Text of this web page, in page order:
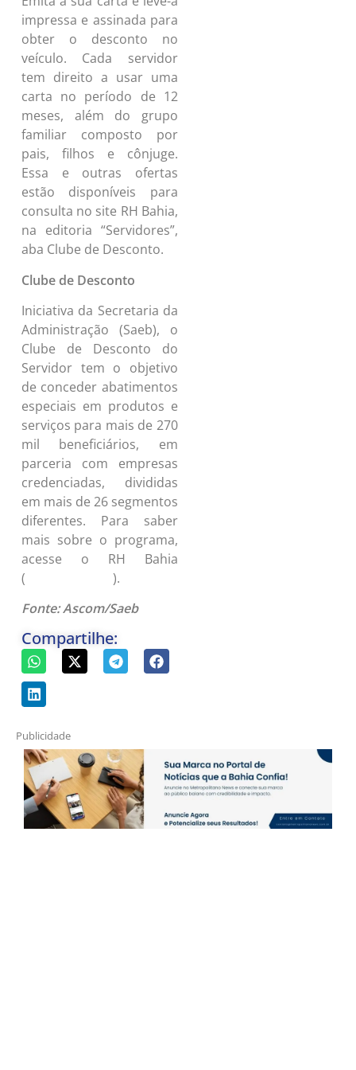
impressa e assinada para
obter o desconto no
veículo. Cada servidor
tem direito a usar uma
carta no período de 12
meses, além do grupo
familiar composto por
pais, filhos e cônjuge.
Essa e outras ofertas
estão disponíveis para
consulta no site RH Bahia,
na editoria “Servidores”,
aba Clube de Desconto.
Clube de Desconto
Iniciativa da Secretaria da
Administração (Saeb), o
Clube de Desconto do
Servidor tem o objetivo
de conceder abatimentos
especiais em produtos e
serviços para mais de 270
mil beneficiários, em
parceria com empresas
credenciadas, divididas
em mais de 26 segmentos
diferentes. Para saber
mais sobre o programa,
acesse o RH Bahia
(
).
Fonte: Ascom/Saeb
Compartilhe:
Publicidade